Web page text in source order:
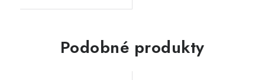
Podobné produkty